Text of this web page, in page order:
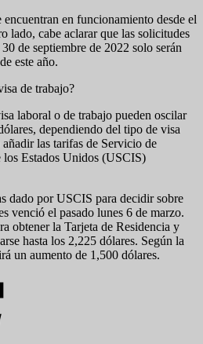
en funcionamiento desde el
lado, cabe aclarar que las solicitudes
de septiembre de 2022 solo serán
este año.
de trabajo?
laboral o de trabajo pueden oscilar
dependiendo del tipo de visa
las tarifas de Servicio de
Estados Unidos (USCIS)
dado por USCIS para decidir sobre
venció el pasado lunes 6 de marzo.
obtener la Tarjeta de Residencia y
hasta los 2,225 dólares. Según la
un aumento de 1,500 dólares.